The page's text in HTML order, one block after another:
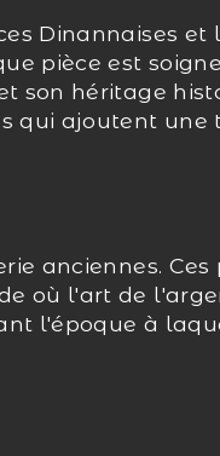
Dinannaises et
pièce est
son héritage
qui ajoutent
anciennes. Ces
où l'art de
l'époque à